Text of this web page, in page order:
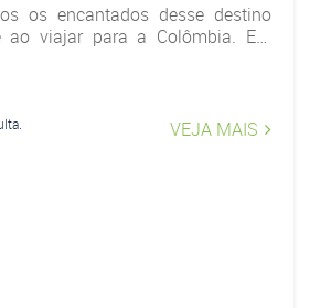
os encantados desse destino
ao viajar para a Colômbia. Em
Bogotá, San Andres, Cartagena e
VEJA MAIS